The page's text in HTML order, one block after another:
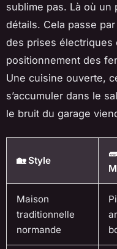
sublime pas. Là où un
détails. Cela passe
des prises électriques
positionnement des
Une cuisine ouverte,
s’accumuler dans le
le bruit du garage
🏡 Style
🧱
Maison
traditionnelle
normande